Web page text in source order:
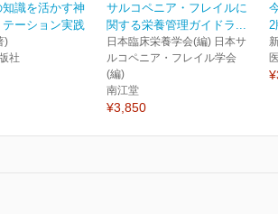
識を活かす神
ーション実践
)
社
サルコペニア・フレイルに
関する栄養管理ガイドラ...
日本臨床栄養学会(編) 日本サ
ルコペニア・フレイル学会
(編)
南江堂
¥3,850
2